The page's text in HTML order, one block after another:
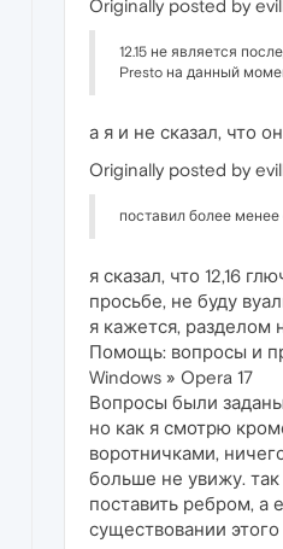
Originally posted by
12.15 не является
Presto на данный
а я и не сказал, что
Originally posted by
поставил более менее
я сказал, что 12,16
просьбе, не буду
я кажется,
Помощь: вопросы и
Windows » Opera 17
Вопросы были
но как я смотрю
воротничками,
больше не увижу.
поставить ребром, а
существовании